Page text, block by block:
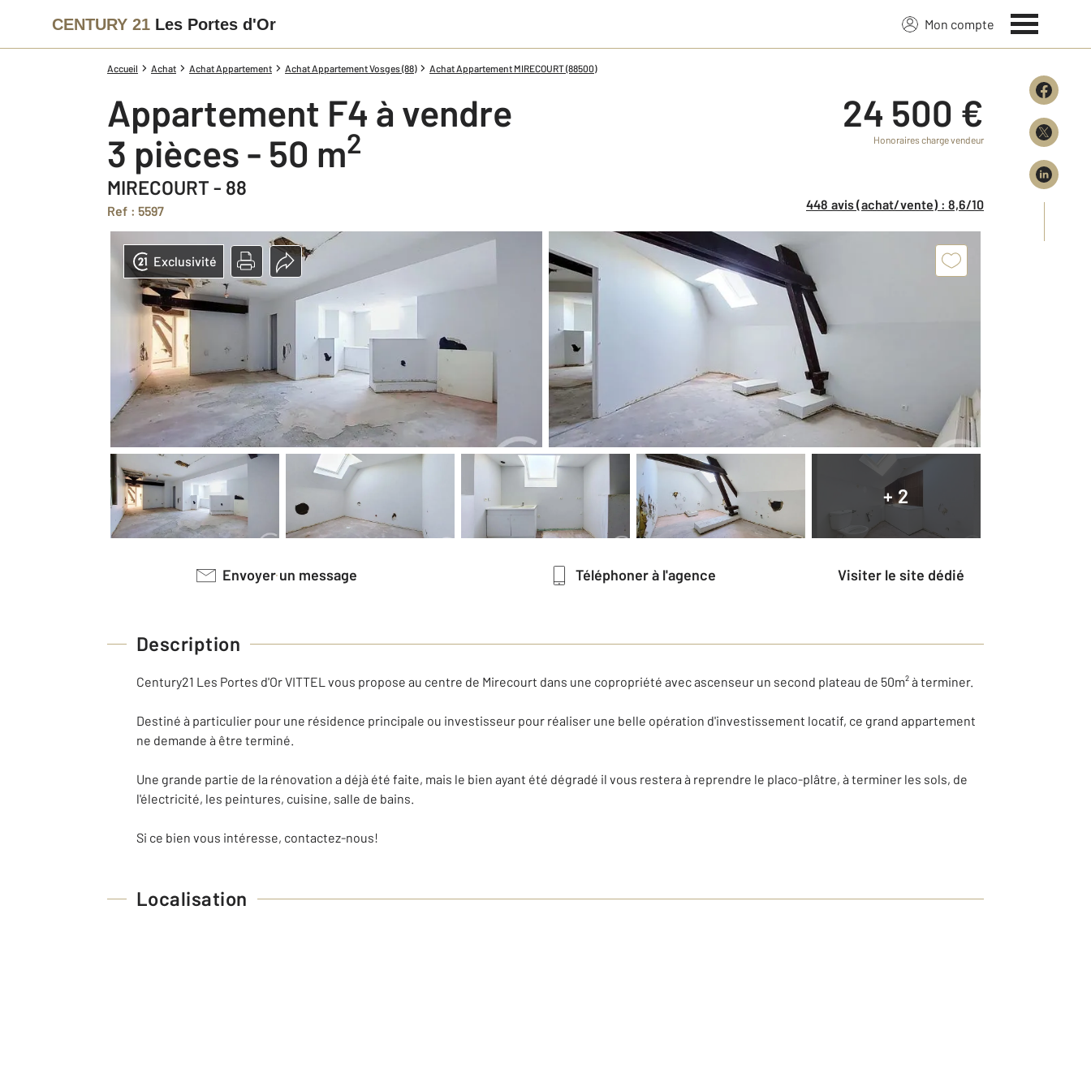
CENTURY 21 Les Portes d'Or Mon compte
Accueil Achat Achat Appartement Achat Appartement Vosges (88) Achat Appartement MIRECOURT (88500)
Appartement F4 à vendre
3 pièces - 50 m2
MIRECOURT - 88
Ref : 5597
24 500 €
Honoraires charge vendeur
448 avis (achat/vente) : 8,6/10
+ 2
Exclusivité
Envoyer un message Téléphoner à l'agence Visiter le site dédié
Description
Century21 Les Portes d'Or VITTEL vous propose au centre de Mirecourt dans une copropriété avec ascenseur un second plateau de 50m² à terminer.
Destiné à particulier pour une résidence principale ou investisseur pour réaliser une belle opération d'investissement locatif, ce grand appartement
ne demande à être terminé.
Une grande partie de la rénovation a déjà été faite, mais le bien ayant été dégradé il vous restera à reprendre le placo-plâtre, à terminer les sols, de
l'électricité, les peintures, cuisine, salle de bains.
Si ce bien vous intéresse, contactez-nous!
Localisation